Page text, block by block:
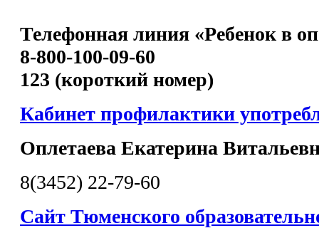
Телефонная линия «Ребенок в
8-800-100-09-60
123 (короткий номер)
Кабинет профилактики
Оплетаева Екатерина
8(3452) 22-79-60
Сайт Тюменского